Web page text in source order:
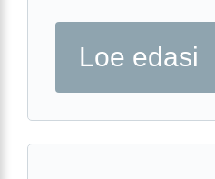
Loe edasi